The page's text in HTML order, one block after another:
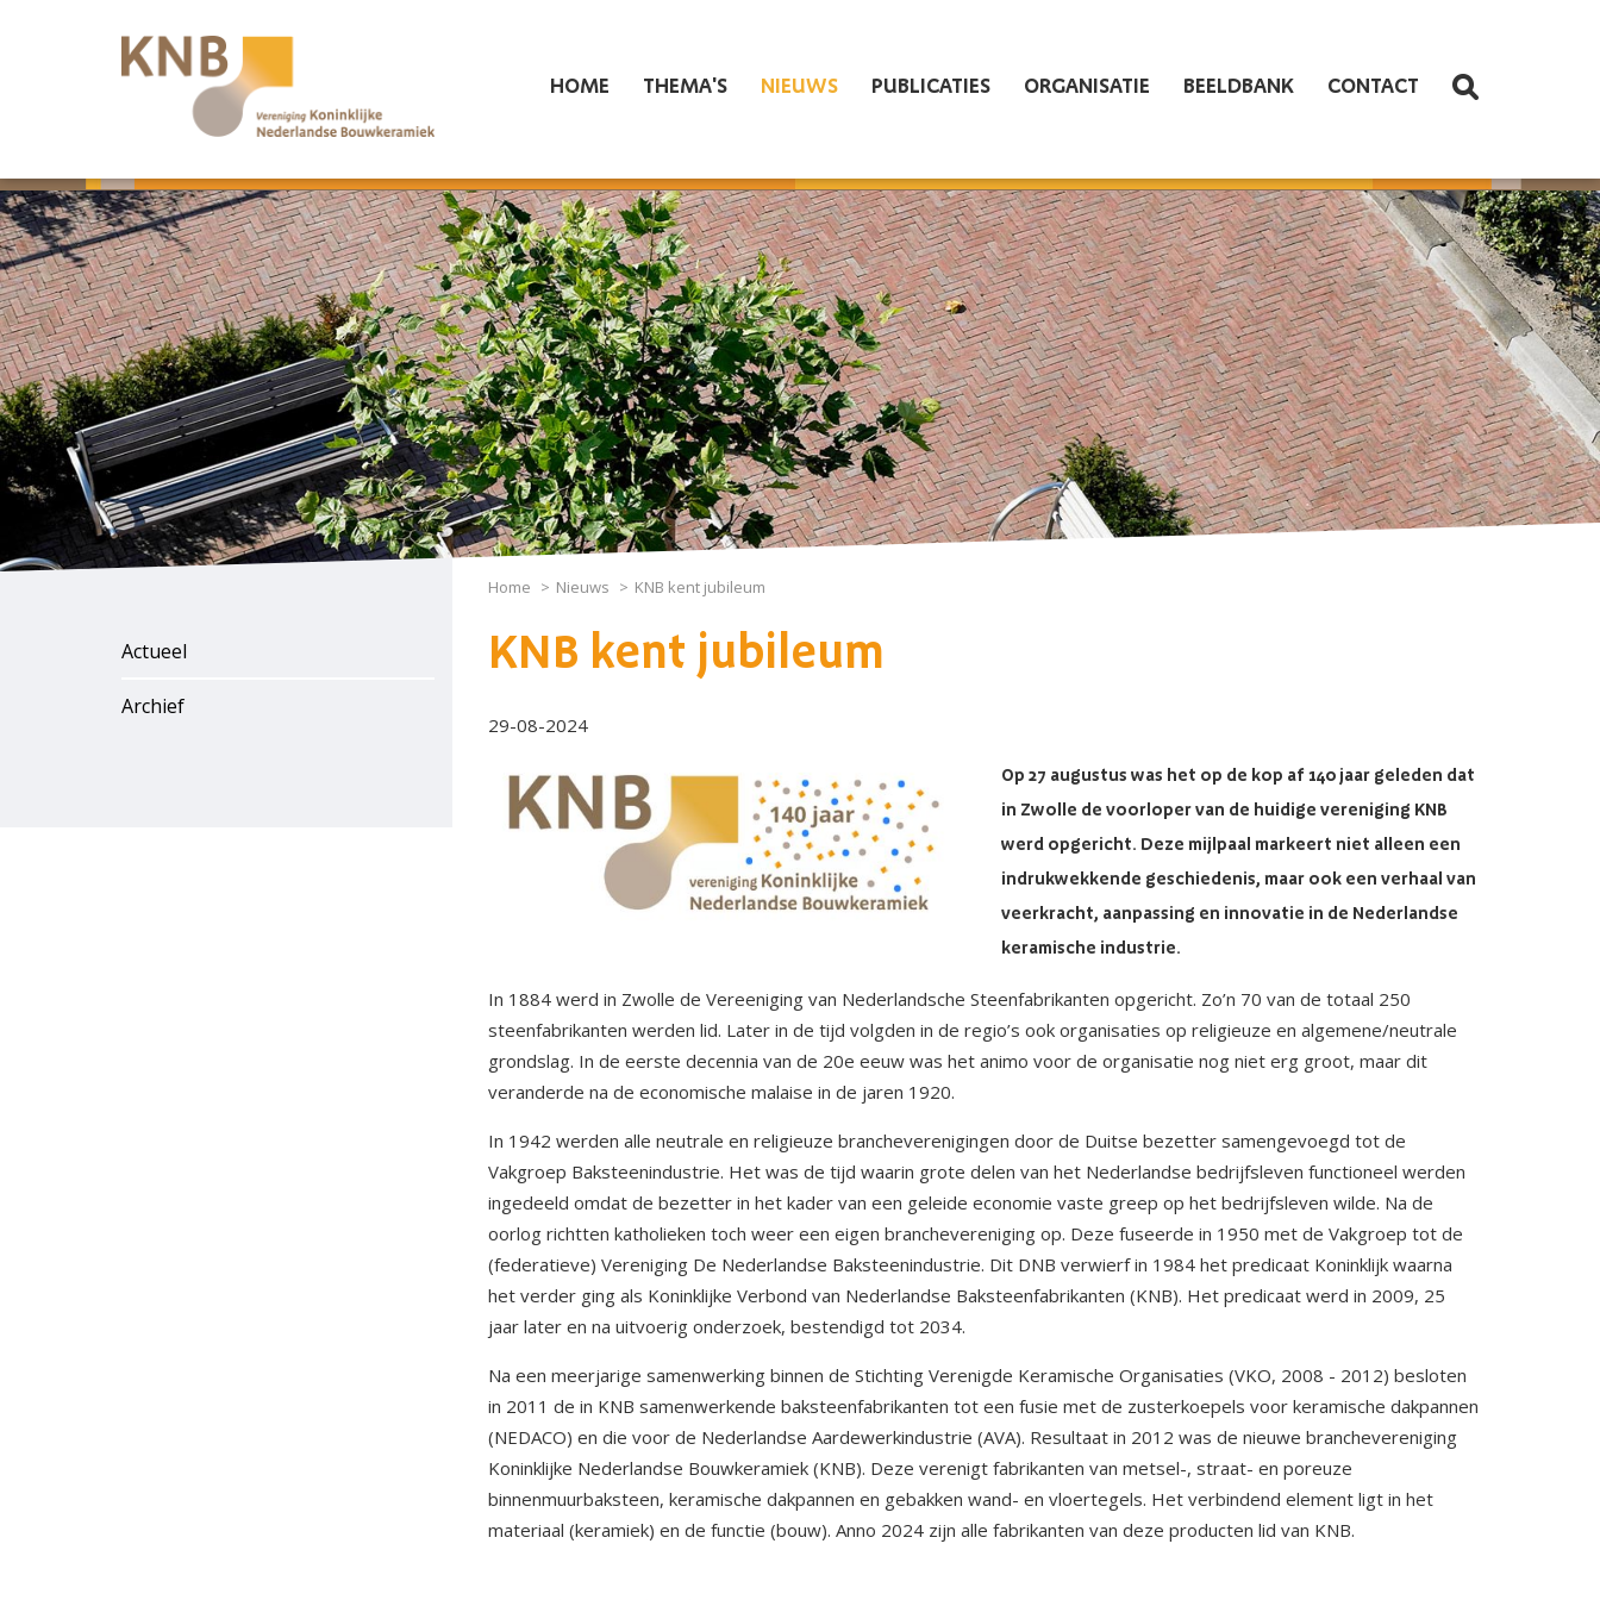
HOME THEMA'S NIEUWS PUBLICATIES ORGANISATIE BEELDBANK CONTACT
Actueel
Archief
Home Nieuws KNB kent jubileum
KNB kent jubileum
29-08-2024
Op 27 augustus was het op de kop af 140 jaar geleden dat
in Zwolle de voorloper van de huidige vereniging KNB
werd opgericht. Deze mijlpaal markeert niet alleen een
indrukwekkende geschiedenis, maar ook een verhaal van
veerkracht, aanpassing en innovatie in de Nederlandse
keramische industrie.
In 1884 werd in Zwolle de Vereeniging van Nederlandsche Steenfabrikanten opgericht. Zo’n 70 van de totaal 250
steenfabrikanten werden lid. Later in de tijd volgden in de regio’s ook organisaties op religieuze en algemene/neutrale
grondslag. In de eerste decennia van de 20e eeuw was het animo voor de organisatie nog niet erg groot, maar dit
veranderde na de economische malaise in de jaren 1920.
In 1942 werden alle neutrale en religieuze brancheverenigingen door de Duitse bezetter samengevoegd tot de
Vakgroep Baksteenindustrie. Het was de tijd waarin grote delen van het Nederlandse bedrijfsleven functioneel werden
ingedeeld omdat de bezetter in het kader van een geleide economie vaste greep op het bedrijfsleven wilde. Na de
oorlog richtten katholieken toch weer een eigen branchevereniging op. Deze fuseerde in 1950 met de Vakgroep tot de
(federatieve) Vereniging De Nederlandse Baksteenindustrie. Dit DNB verwierf in 1984 het predicaat Koninklijk waarna
het verder ging als Koninklijke Verbond van Nederlandse Baksteenfabrikanten (KNB). Het predicaat werd in 2009, 25
jaar later en na uitvoerig onderzoek, bestendigd tot 2034.
Na een meerjarige samenwerking binnen de Stichting Verenigde Keramische Organisaties (VKO, 2008 - 2012) besloten
in 2011 de in KNB samenwerkende baksteenfabrikanten tot een fusie met de zusterkoepels voor keramische dakpannen
(NEDACO) en die voor de Nederlandse Aardewerkindustrie (AVA). Resultaat in 2012 was de nieuwe branchevereniging
Koninklijke Nederlandse Bouwkeramiek (KNB). Deze verenigt fabrikanten van metsel-, straat- en poreuze
binnenmuurbaksteen, keramische dakpannen en gebakken wand- en vloertegels. Het verbindend element ligt in het
materiaal (keramiek) en de functie (bouw). Anno 2024 zijn alle fabrikanten van deze producten lid van KNB.